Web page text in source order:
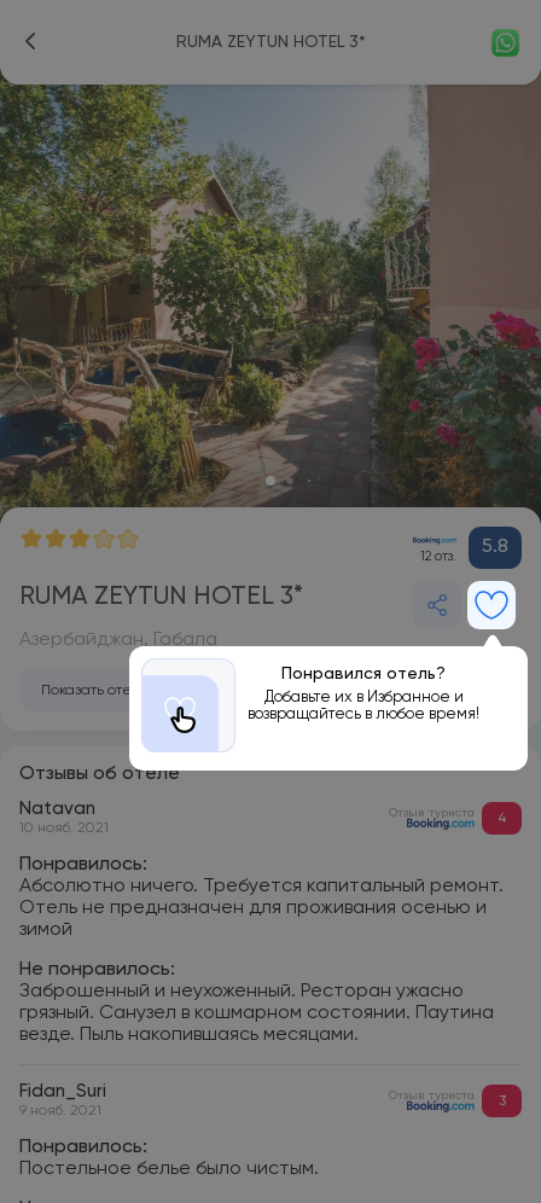
RUMA ZEYTUN HOTEL 3*
12 отз. 5.8
RUMA ZEYTUN HOTEL 3*
Понравился отель?
Добавьте их в Избранное и
возвращайтесь в любое время!
Азербайджан, Габала
Показать отель на карте
Отзывы об отеле
Natavan
10 нояб. 2021
Отзыв туриста 4
Понравилось:
Абсолютно ничего. Требуется капитальный ремонт.
Отель не предназначен для проживания осенью и
зимой
Не понравилось:
Заброшенный и неухоженный. Ресторан ужасно
грязный. Санузел в кошмарном состоянии. Паутина
везде. Пыль накопившаясь месяцами.
Fidan_Suri
9 нояб. 2021
Отзыв туриста 3
Понравилось:
Постельное белье было чистым.